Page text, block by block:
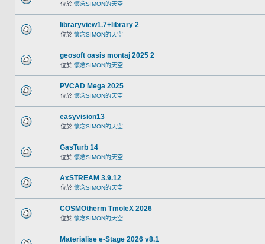
位於 懷念SIMON的天空
libraryview1.7+library 2
位於 懷念SIMON的天空
geosoft oasis montaj 2025 2
位於 懷念SIMON的天空
PVCAD Mega 2025
位於 懷念SIMON的天空
easyvision13
位於 懷念SIMON的天空
GasTurb 14
位於 懷念SIMON的天空
AxSTREAM 3.9.12
位於 懷念SIMON的天空
COSMOtherm TmoleX 2026
位於 懷念SIMON的天空
Materialise e-Stage 2026 v8.1